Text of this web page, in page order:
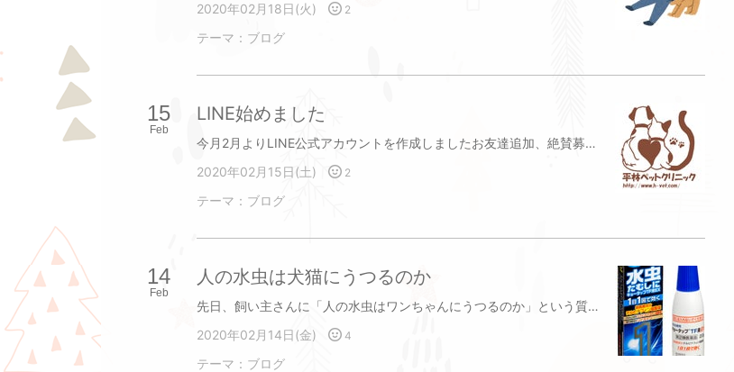
2020年02月18日(火)
2
テーマ： ブログ
15
Feb
LINE始めました
今月2月よりLINE公式アカウントを作成しましたお友達追加、絶賛募集中ですLINEでは動物病院ならではの情報やお得なクーポンをお届けしていきたいと思いますまずは3月に当院は5周年を迎えるためプレゼントを準備していますLINEお友達追加はこちらからhttps://lin.ee/iJn6yJn<img src="https://qr-official.line.me/sid/M/127epztk.png">杉並区（荻窪・阿佐ヶ谷・下井草）の犬猫を対象にした動物病院平林ペットクリニック杉並区天沼2-32-50333934880
2020年02月15日(土)
2
テーマ： ブログ
14
Feb
人の水虫は犬猫にうつるのか
先日、飼い主さんに「人の水虫はワンちゃんにうつるのか」という質問をいただきました今日はその質問にお答えしたいと思います👩🏻‍⚕️※画像はお借りしました。まず『人の水虫』は白癬という感染症で皮膚糸状菌という真菌（カビ）から引き起こされる皮膚病です白癬を起こす皮膚糸状菌は世界には数十種類存在するそうですが、日本ではこのうち10種類、その中でもトリコフィトン・ルブルムとトリコフィトン・メンタグロフィテスが特に人に白癬を起こすといわれています白癬菌はケラチンというタンパクを栄養として生きているカビですケラチンが多く存在する場所…皮膚や爪や毛も感染することになります一方、犬猫に感染する原因菌としてミクロスポルム・カニスやミクロスポルム・ジプセウムがあげられますこのように基本、宿主特異性といって主に人だけに感染するもの（好人性）、犬猫に感染する白癬菌（好獣性）と分かれているのですが、まれ人と密接に生活していると人から犬猫に白癬菌が感染する場合がありますまた人から犬に水虫が感染した例や本来人間に感染する真菌が猫から検出されたという報告もあり、人から動物への感染は私たちが思っている以上にあるのかもしれませんちなみに犬猫の真菌は私たち人間にもうつりますわたくしの経験上ですが、感染した犬猫から結構うつってきますとても痒く赤く縁取られた皮膚炎になることが多いです動物病院のスタッフも犬猫の真菌にかかったことのある人も多いです皮膚糸状菌の先祖は土の中などに生息し、動物の死骸や抜け落ちた毛などケラチンを多く含む組織を分解し、窒素源として自然に還元する糸状菌であったと考えられていますよって、土壌から感染したり、動物から動物、または汚染された環境から動物、人へと感染しますということで、基本は人から水虫（白癬菌）が犬猫にうつる可能性としては低いが、うつることが全くないわけではないということです水虫の足で犬猫をかわいがるのはやめましょう感染を防ぐには手洗いなどの予防が大切になります子犬や子猫が可愛くて触ったり、顔にスリスリしたり…そのあとは必ず手や顔を洗ってください犬猫に皮膚炎を見つけたら動物病院へいきましょう杉並区（荻窪・阿佐ヶ谷・下井草）の犬猫を対象にした動物病院平林ペットクリニック杉並区天沼2-32-50333934880
2020年02月14日(金)
4
テーマ： ブログ